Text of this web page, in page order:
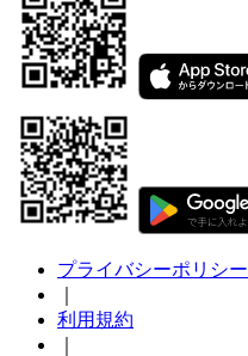
プライバシーポリシー
利用規約